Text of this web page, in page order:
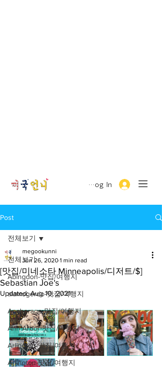
Log In
Post
전체보기
Abingdon-맛집/여행지
alamogordo-맛집/여행지
Anchorage-맛집/여행지
Ann Arbor-맛집/여행지
Arlington-맛집/여행지
Arlington-맛집/여행지
전체보기
[맛집/미네소타 Minneapolis/디저트/$]
Sebastian Joe's
megookunni
Jun 26, 2020 1 min read
Updated:Aug 10, 2021